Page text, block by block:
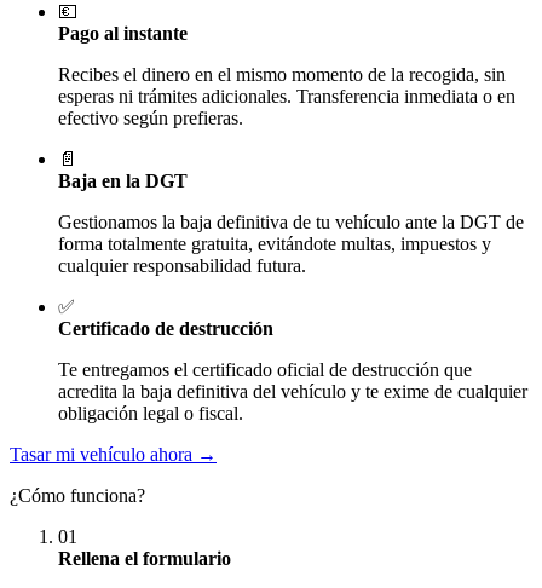
💶
Pago al instante
Recibes el dinero en el mismo momento de la recogida, sin
esperas ni trámites adicionales. Transferencia inmediata o en
efectivo según prefieras.
📄
Baja en la DGT
Gestionamos la baja definitiva de tu vehículo ante la DGT de
forma totalmente gratuita, evitándote multas, impuestos y
cualquier responsabilidad futura.
✅
Certificado de destrucción
Te entregamos el certificado oficial de destrucción que
acredita la baja definitiva del vehículo y te exime de cualquier
obligación legal o fiscal.
Tasar mi vehículo ahora →
¿Cómo funciona?
01
Rellena el formulario